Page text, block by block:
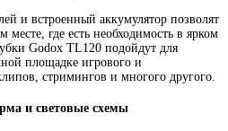
и встроенный аккумулятор позволят
месте, где есть необходимость в ярком
Godox TL120 подойдут для
площадке игрового и
стримингов и многого другого.
и световые схемы